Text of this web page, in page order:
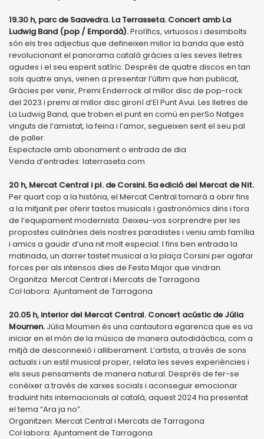
19.30 h, parc de Saavedra. La Terrasseta. Concert amb La
Ludwig Band (pop / Empordà).Prolífics, virtuosos i desimbolts
són els tres adjectius que defineixen millor la banda que està
revolucionant el panorama català gràcies a les seves lletres
agudes i el seu esperit satíric. Després de quatre discos en tan
sols quatre anys, venen a presentar l’últim que han publicat,
Gràcies per venir, Premi Enderrock al millor disc de pop-rock
del 2023 i premi al millor disc gironí d’El Punt Avui. Les lletres de
La Ludwig Band, que troben el punt en comú en perSo Natges
vinguts de l’amistat, la feina i l’amor, segueixen sent el seu pal
de paller.
Espectacle amb abonament o entrada de dia
Venda d’entrades: laterraseta.com
20 h, Mercat Central i pl. de Corsini. 5a edició del Mercat de Nit.
Per quart cop a la història, el Mercat Central tornarà a obrir fins
a la mitjanit per oferir tastos musicals i gastronòmics dins i fora
de l’equipament modernista. Deixeu-vos sorprendre per les
propostes culinàries dels nostres paradistes i veniu amb família
i amics a gaudir d’una nit molt especial. I fins ben entrada la
matinada, un darrer tastet musical a la plaça Corsini per agafar
forces per als intensos dies de Festa Major que vindran.
Organitza: Mercat Central i Mercats de Tarragona
Col·labora: Ajuntament de Tarragona
20.05 h, interior del Mercat Central. Concert acústic de Júlia
Moumen. Júlia Moumen és una cantautora egarenca que es va
iniciar en el món de la música de manera autodidàctica, com a
mitjà de desconnexió i alliberament. L’artista, a través de sons
actuals i un estil musical proper, relata les seves experiències i
els seus pensaments de manera natural. Després de fer-se
conèixer a través de xarxes socials i aconseguir emocionar
traduint hits internacionals al català, aquest 2024 ha presentat
el tema “Ara ja no”.
Organitzen: Mercat Central i Mercats de Tarragona
Col·labora: Ajuntament de Tarragona